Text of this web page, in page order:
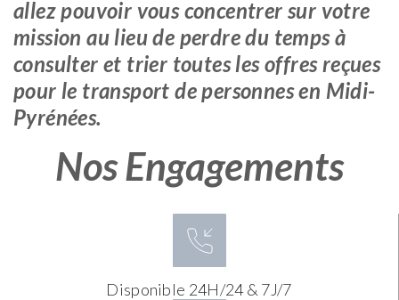
allez pouvoir vous concentrer sur votre
mission au lieu de perdre du temps à
consulter et trier toutes les offres reçues
pour le transport de personnes en Midi-
Pyrénées.
Nos Engagements
Disponible 24H/24 & 7J/7